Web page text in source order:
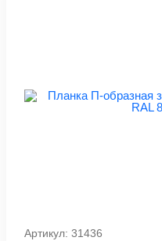
Артикул: 31436